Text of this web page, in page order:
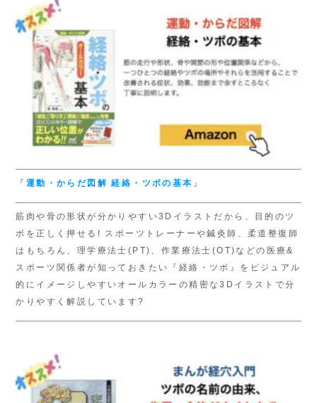
『 運動・からだ図解経絡・ツボの基本 』
筋肉や骨の形状が分かりやすい3Dイラストだから、目的のツ
ボを正しく押せる! スポーツトレーナーや鍼灸師、柔道整復師
はもちろん、理学療法士(PT)、作業療法士(OT)などの医療&
スポーツ関係者が知っておきたい『経絡・ツボ』をビジュアル
的にイメージしやすいオールカラーの精密な3Dイラストで分
かりやすく解説しています?